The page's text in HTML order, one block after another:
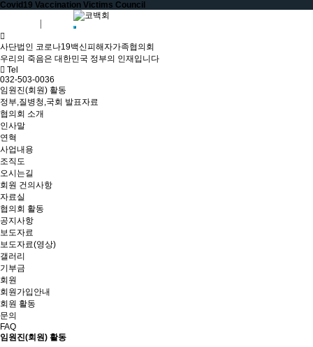
Covid19 Vaccination Victims Council
사단법인 코로나19백신피해자가족협의회
우리의 죽음은 대한민국 정부의 인재입니다
Tel
032-503-0036
임원진(회원) 활동
정부,질병청,국회 발표자료
협의회 소개
인사말
연혁
사업내용
조직도
오시는길
회원 건의사항
자료실
협의회 활동
공지사항
보도자료
보도자료(영상)
갤러리
기부금
회원
회원가입안내
회원 활동
문의
FAQ
임원진(회원) 활동